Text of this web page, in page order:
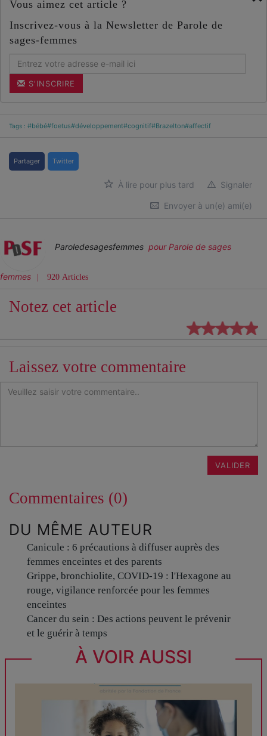
Vous aimez cet article ?
Inscrivez-vous à la Newsletter de Parole de
sages-femmes
S'INSCRIRE
Tags : #bébé#foetus#développement#cognitif#Brazelton#affectif
Partager Twitter
Signaler
À lire pour plus tard
Envoyer à un(e) ami(e)
Paroledesagesfemmes pour Parole de sages
femmes 920 Articles
Notez cet article
Laissez votre commentaire
VALIDER
Commentaires (0)
DU MÊME AUTEUR
Canicule : 6 précautions à diffuser auprès des
femmes enceintes et des parents
Grippe, bronchiolite, COVID-19 : l'Hexagone au
rouge, vigilance renforcée pour les femmes
enceintes
Cancer du sein : Des actions peuvent le prévenir
et le guérir à temps
À VOIR AUSSI